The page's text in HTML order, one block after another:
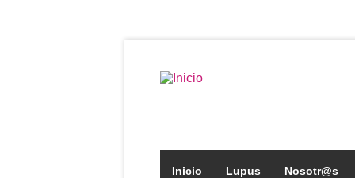
Inicio Lupus Nosotr@s
Formulario de